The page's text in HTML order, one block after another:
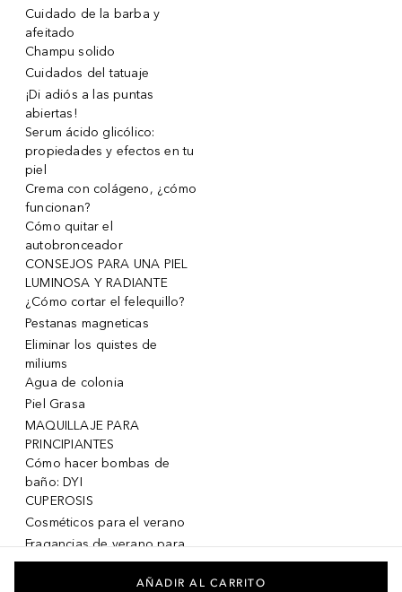
Cuidado de la barba y
afeitado
Champu solido
Cuidados del tatuaje
¡Di adiós a las puntas
abiertas!
Serum ácido glicólico:
propiedades y efectos en tu
piel
Crema con colágeno, ¿cómo
funcionan?
Cómo quitar el
autobronceador
CONSEJOS PARA UNA PIEL
LUMINOSA Y RADIANTE
¿Cómo cortar el felequillo?
Pestanas magneticas
Eliminar los quistes de
miliums
Agua de colonia
Piel Grasa
MAQUILLAJE PARA
PRINCIPIANTES
Cómo hacer bombas de
baño: DYI
CUPEROSIS
Cosméticos para el verano
Fragancias de verano para
mujeres
Fragancias de verano paraAÑADIR AL CARRITO